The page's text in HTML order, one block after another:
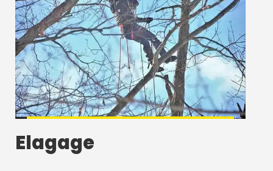
Elagage